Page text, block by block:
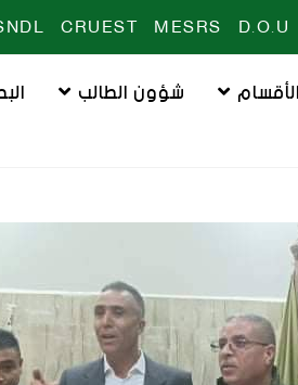
D.O.U
MESRS
CRUEST
الأقسام شؤون الطالب